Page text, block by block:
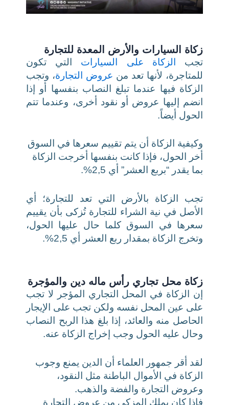
زكاة السيارات والأرض المعدة للتجارة
تجب الزكاة على السيارات التي تكون
للمتاجرة، لأنها تعد من عروض التجارة، وتجب
الزكاة فيها عندما تبلغ النصاب بنفسها أو إذا
انضم إليها عروض أو نقود أخرى، وعندما تتم
الحول أيضاً.
وكيفية الزكاة أن يتم تقييم سعرها في السوق
أخر الحول، فإذا كانت بنفسها أخرجت الزكاة
بما يقدر “بربع العشر” أي 2,5%.
تجب الزكاة بالأرض التي تعد للتجارة؛ أي
الأصل في نية الشراء للتجارة تُزكى بأن يقييم
سعرها في السوق كلما حال عليها الحول،
وتخرج الزكاة بمقدار ربع العشر أي 2,5%.
زكاة محل تجاري رأس ماله دين والمؤجرة
إن الزكاة في المحل التجاري المؤجر لا تجب
على عين المحل نفسه ولكن تجب على الإيجار
الحاصل منه والعائد، إذا بلغ هذا الربح النصاب
وحال عليه الحول وجب إخراج الزكاة عنه.
لقد أقر جمهور العلماء أن الدين يمنع وجوب
الزكاة في الأموال الباطنة مثل النقود،
وعروض التجارة والفضة والذهب.
فإذا كان يملك المزكي من عروض التجارة